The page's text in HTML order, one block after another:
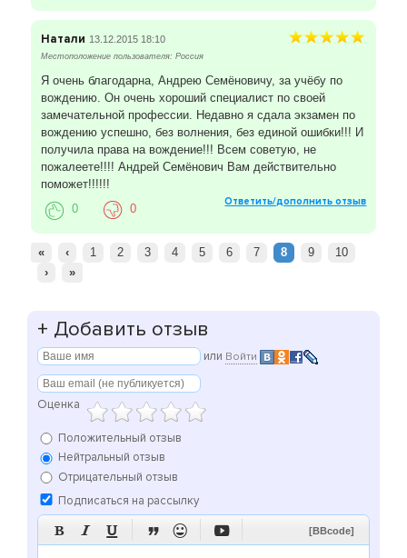
Натали 13.12.2015 18:10
Местоположение пользователя: Россия
Я очень благодарна, Андрею Семёновичу, за учёбу по
вождению. Он очень хороший специалист по своей
замечательной профессии. Недавно я сдала экзамен по
вождению успешно, без волнения, без единой ошибки!!! И
получила права на вождение!!! Всем советую, не
пожалеете!!!! Андрей Семёнович Вам действительно
поможет!!!!!!
Ответить/дополнить отзыв
0 0
« ‹ 1 2 3 4 5 6 7 8 9
10
›
»
+ Добавить отзыв
или Войти
Оценка
Положительный отзыв
Нейтральный отзыв
Отрицательный отзыв
Подписаться на рассылку
      [BBcode]